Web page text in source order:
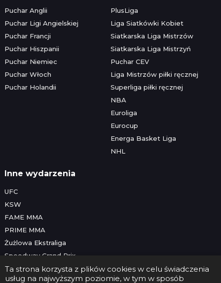
Ta strona korzysta z plików cookies w celu świadczenia
usług na najwyższym poziomie, w tym w sposób
Puchar Anglii
Puchar Ligi Angielskiej
Puchar Francji
Puchar Hiszpanii
Puchar Niemiec
Puchar Włoch
Puchar Holandii
PlusLiga
Liga Siatkówki Kobiet
Siatkarska Liga Mistrzów
Siatkarska Liga Mistrzyń
Puchar CEV
Liga Mistrzów piłki ręcznej
Superliga piłki ręcznej
NBA
Euroliga
Eurocup
Energa Basket Liga
NHL
Inne wydarzenia
UFC
KSW
FAME MMA
PRIME MMA
Żużlowa Ekstraliga
Speedway Grand Prix
Skoki narciarskie